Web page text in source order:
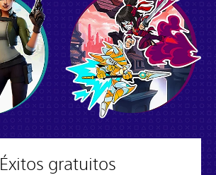
Éxitos gratuitos